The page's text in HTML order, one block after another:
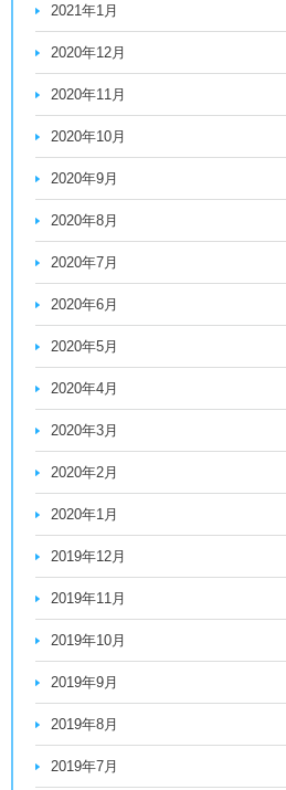
2021年1月
2020年12月
2020年11月
2020年10月
2020年9月
2020年8月
2020年7月
2020年6月
2020年5月
2020年4月
2020年3月
2020年2月
2020年1月
2019年12月
2019年11月
2019年10月
2019年9月
2019年8月
2019年7月